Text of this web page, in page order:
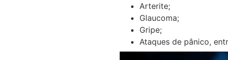
Arterite;
Glaucoma;
Gripe;
Ataques de pânico,